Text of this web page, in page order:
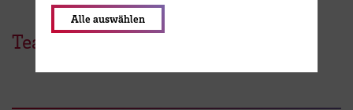
Team
Alle auswählen